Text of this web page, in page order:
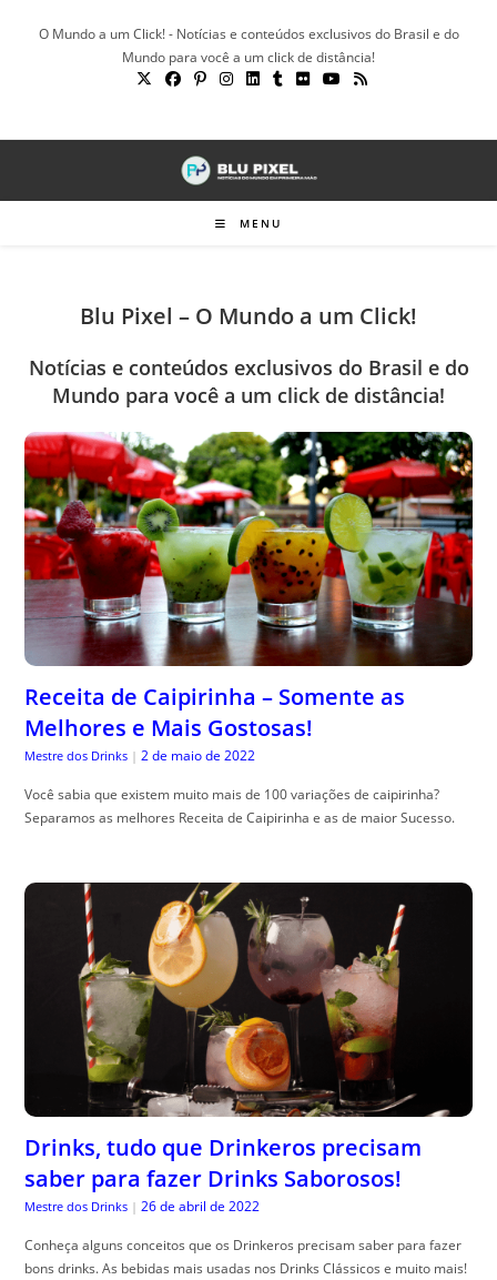
O Mundo a um Click! - Notícias e conteúdos exclusivos do Brasil e do
Mundo para você a um click de distância!
MENU
Blu Pixel – O Mundo a um Click!
Notícias e conteúdos exclusivos do Brasil e do
Mundo para você a um click de distância!
Receita de Caipirinha – Somente as
Melhores e Mais Gostosas!
Mestre dos Drinks | 2 de maio de 2022
Você sabia que existem muito mais de 100 variações de caipirinha?
Separamos as melhores Receita de Caipirinha e as de maior Sucesso.
Drinks, tudo que Drinkeros precisam
saber para fazer Drinks Saborosos!
Mestre dos Drinks | 26 de abril de 2022
Conheça alguns conceitos que os Drinkeros precisam saber para fazer
bons drinks. As bebidas mais usadas nos Drinks Clássicos e muito mais!